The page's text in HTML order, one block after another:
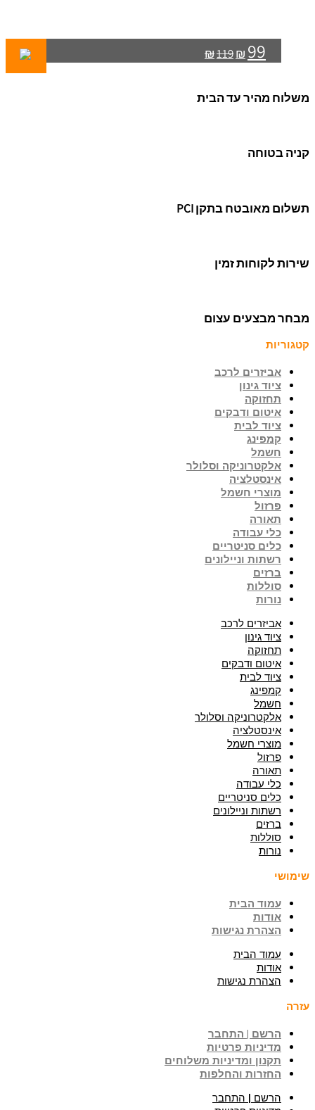
₪119₪ 99
משלוח מהיר עד הבית
קניה בטוחה
תשלום מאובטח בתקן PCI
שירות לקוחות זמין
מבחר מבצעים עצום
קטגוריות
אביזרים לרכב
ציוד גינון
תחזוקה
איטום ודבקים
ציוד לבית
קמפינג
חשמל
אלקטרוניקה וסלולר
אינסטלציה
מוצרי חשמל
פרזול
תאורה
כלי עבודה
כלים סניטריים
רשתות וניילונים
ברזים
סוללות
נורות
אביזרים לרכב
ציוד גינון
תחזוקה
איטום ודבקים
ציוד לבית
קמפינג
חשמל
אלקטרוניקה וסלולר
אינסטלציה
מוצרי חשמל
פרזול
תאורה
כלי עבודה
כלים סניטריים
רשתות וניילונים
ברזים
סוללות
נורות
שימושי
עמוד הבית
אודות
הצהרת נגישות
עמוד הבית
אודות
הצהרת נגישות
עזרה
הרשם | התחבר
מדיניות פרטיות
תקנון ומדיניות משלוחים
החזרות והחלפות
הרשם | התחבר